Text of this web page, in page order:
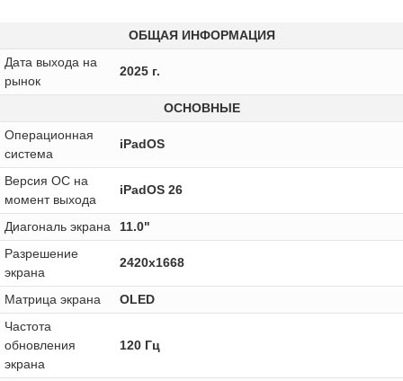
ОБЩАЯ ИНФОРМАЦИЯ
Дата выхода на
рынок
2025 г.
ОСНОВНЫЕ
Операционная
система
iPadOS
Версия ОС на
момент выхода
iPadOS 26
Диагональ экрана
11.0"
Разрешение
экрана
2420x1668
Матрица экрана
OLED
Частота
обновления
экрана
120 Гц